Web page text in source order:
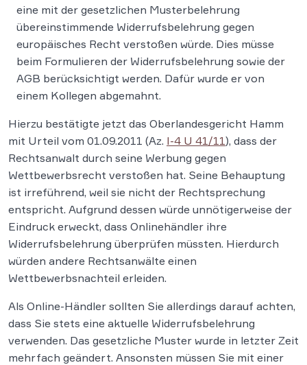
eine mit der gesetzlichen Musterbelehrung
übereinstimmende Widerrufsbelehrung gegen
europäisches Recht verstoßen würde. Dies müsse
beim Formulieren der Widerrufsbelehrung sowie der
AGB berücksichtigt werden. Dafür wurde er von
einem Kollegen abgemahnt.
Hierzu bestätigte jetzt das Oberlandesgericht Hamm
mit Urteil vom 01.09.2011 (Az. I-4 U 41/11), dass der
Rechtsanwalt durch seine Werbung gegen
Wettbewerbsrecht verstoßen hat. Seine Behauptung
ist irreführend, weil sie nicht der Rechtsprechung
entspricht. Aufgrund dessen würde unnötigerweise der
Eindruck erweckt, dass Onlinehändler ihre
Widerrufsbelehrung überprüfen müssten. Hierdurch
würden andere Rechtsanwälte einen
Wettbewerbsnachteil erleiden.
Als Online-Händler sollten Sie allerdings darauf achten,
dass Sie stets eine aktuelle Widerrufsbelehrung
verwenden. Das gesetzliche Muster wurde in letzter Zeit
mehrfach geändert. Ansonsten müssen Sie mit einer